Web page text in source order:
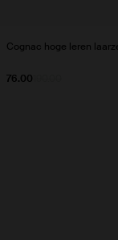
Cognac hoge leren
76.00